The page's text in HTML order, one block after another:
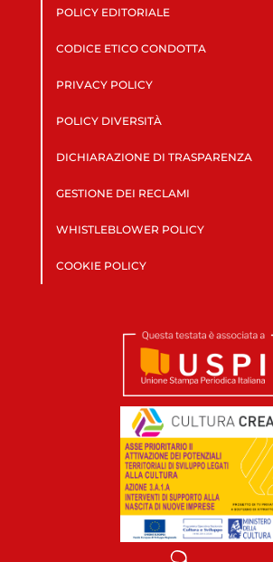
POLICY EDITORIALE
CODICE ETICO CONDOTTA
PRIVACY POLICY
POLICY DIVERSITÀ
DICHIARAZIONE DI TRASPARENZA
GESTIONE DEI RECLAMI
WHISTLEBLOWER POLICY
COOKIE POLICY